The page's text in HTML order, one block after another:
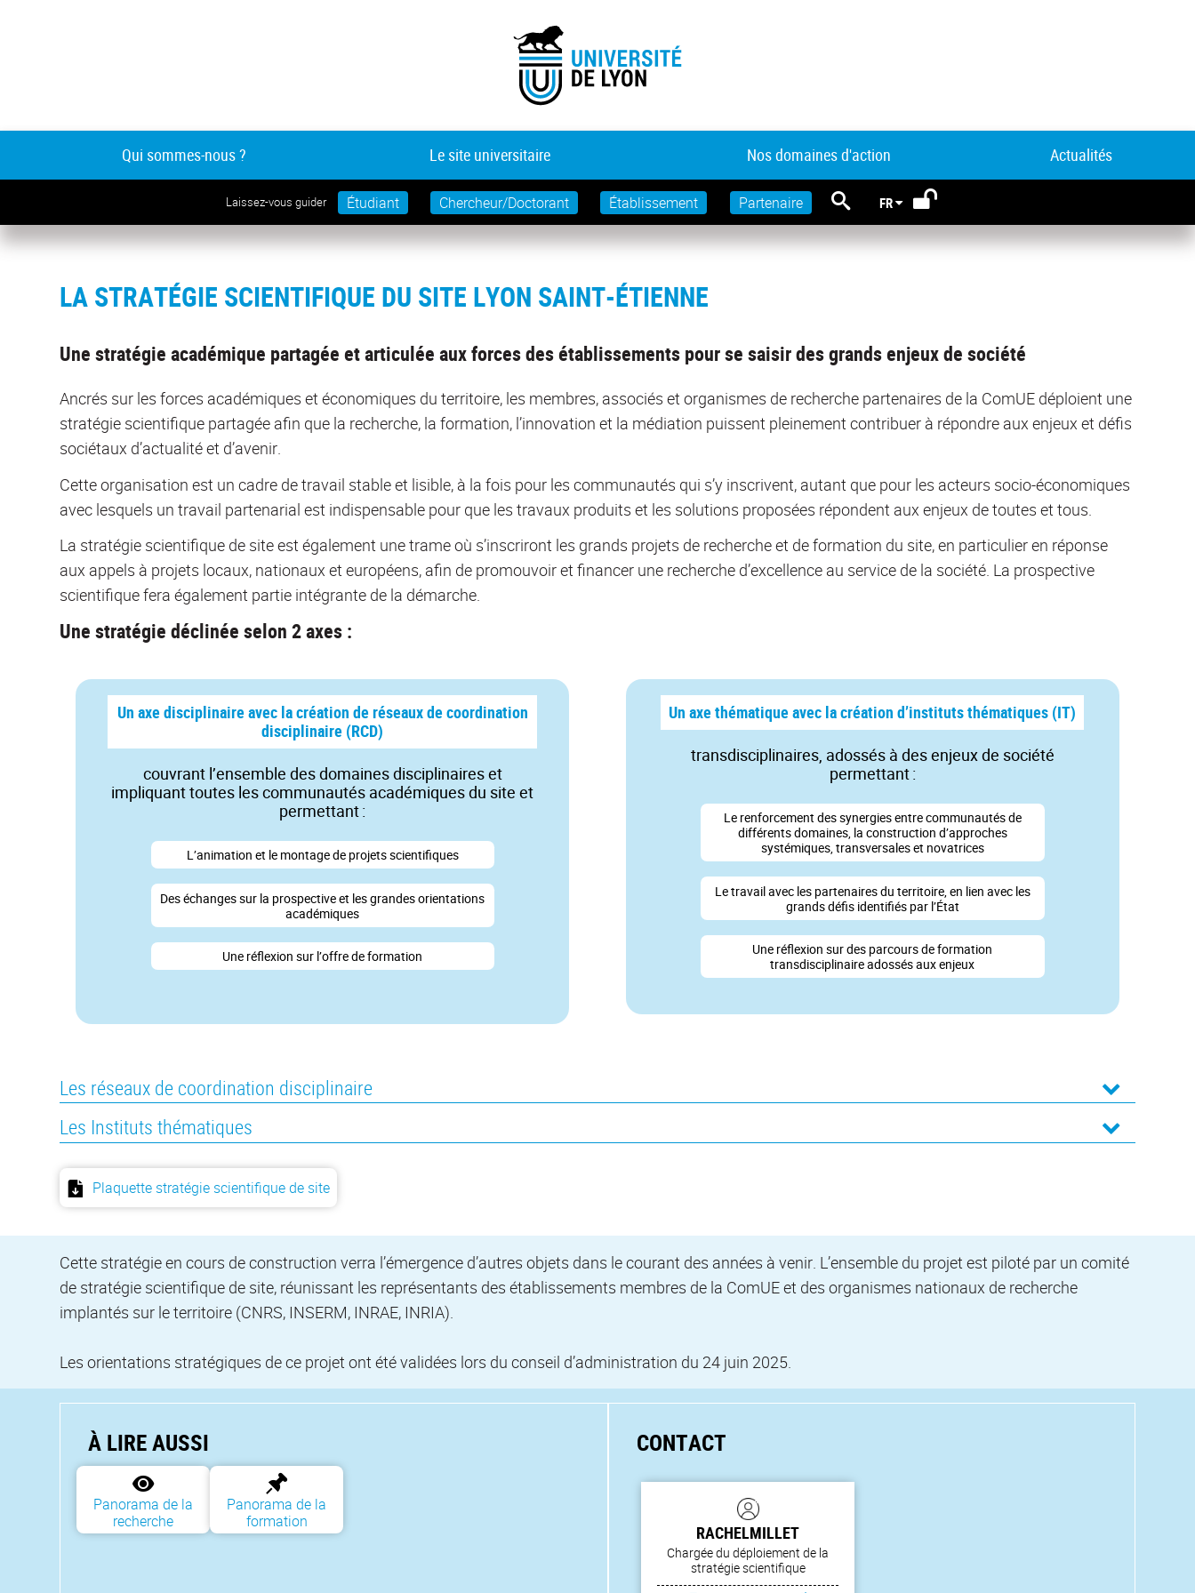
Qui sommes-nous ? Le site universitaire Nos domaines d'action Actualités
Laissez-vous guider Étudiant Chercheur/Doctorant Établissement Partenaire RECHERCHE
FR
LA STRATÉGIE SCIENTIFIQUE DU SITE LYON SAINT-ÉTIENNE
Une stratégie académique partagée et articulée aux forces des établissements pour se saisir des grands enjeux de société
Ancrés sur les forces académiques et économiques du territoire, les membres, associés et organismes de recherche partenaires de la ComUE déploient une
stratégie scientifique partagée afin que la recherche, la formation, l’innovation et la médiation puissent pleinement contribuer à répondre aux enjeux et défis
sociétaux d’actualité et d’avenir.
Cette organisation est un cadre de travail stable et lisible, à la fois pour les communautés qui s’y inscrivent, autant que pour les acteurs socio-économiques
avec lesquels un travail partenarial est indispensable pour que les travaux produits et les solutions proposées répondent aux enjeux de toutes et tous.
La stratégie scientifique de site est également une trame où s’inscriront les grands projets de recherche et de formation du site, en particulier en réponse
aux appels à projets locaux, nationaux et européens, afin de promouvoir et financer une recherche d’excellence au service de la société. La prospective
scientifique fera également partie intégrante de la démarche.
Une stratégie déclinée selon 2 axes :
Un axe disciplinaire avec la création de réseaux de coordination
disciplinaire (RCD)
couvrant l’ensemble des domaines disciplinaires et
impliquant toutes les communautés académiques du site et
permettant :
L’animation et le montage de projets scientifiques
Des échanges sur la prospective et les grandes orientations
académiques
Une réflexion sur l’offre de formation
Un axe thématique avec la création d’instituts thématiques (IT)
transdisciplinaires, adossés à des enjeux de société
permettant :
Le renforcement des synergies entre communautés de
différents domaines, la construction d’approches
systémiques, transversales et novatrices
Le travail avec les partenaires du territoire, en lien avec les
grands défis identifiés par l’État
Une réflexion sur des parcours de formation
transdisciplinaire adossés aux enjeux
Les réseaux de coordination disciplinaire
Les Instituts thématiques
Plaquette stratégie scientifique de site
Cette stratégie en cours de construction verra l’émergence d’autres objets dans le courant des années à venir. L’ensemble du projet est piloté par un comité
de stratégie scientifique de site, réunissant les représentants des établissements membres de la ComUE et des organismes nationaux de recherche
implantés sur le territoire (CNRS, INSERM, INRAE, INRIA).
Les orientations stratégiques de ce projet ont été validées lors du conseil d’administration du 24 juin 2025.
À LIRE AUSSI
Panorama de la
recherche
Panorama de la
formation
CONTACT
RACHELMILLET
Chargée du déploiement de la
stratégie scientifique